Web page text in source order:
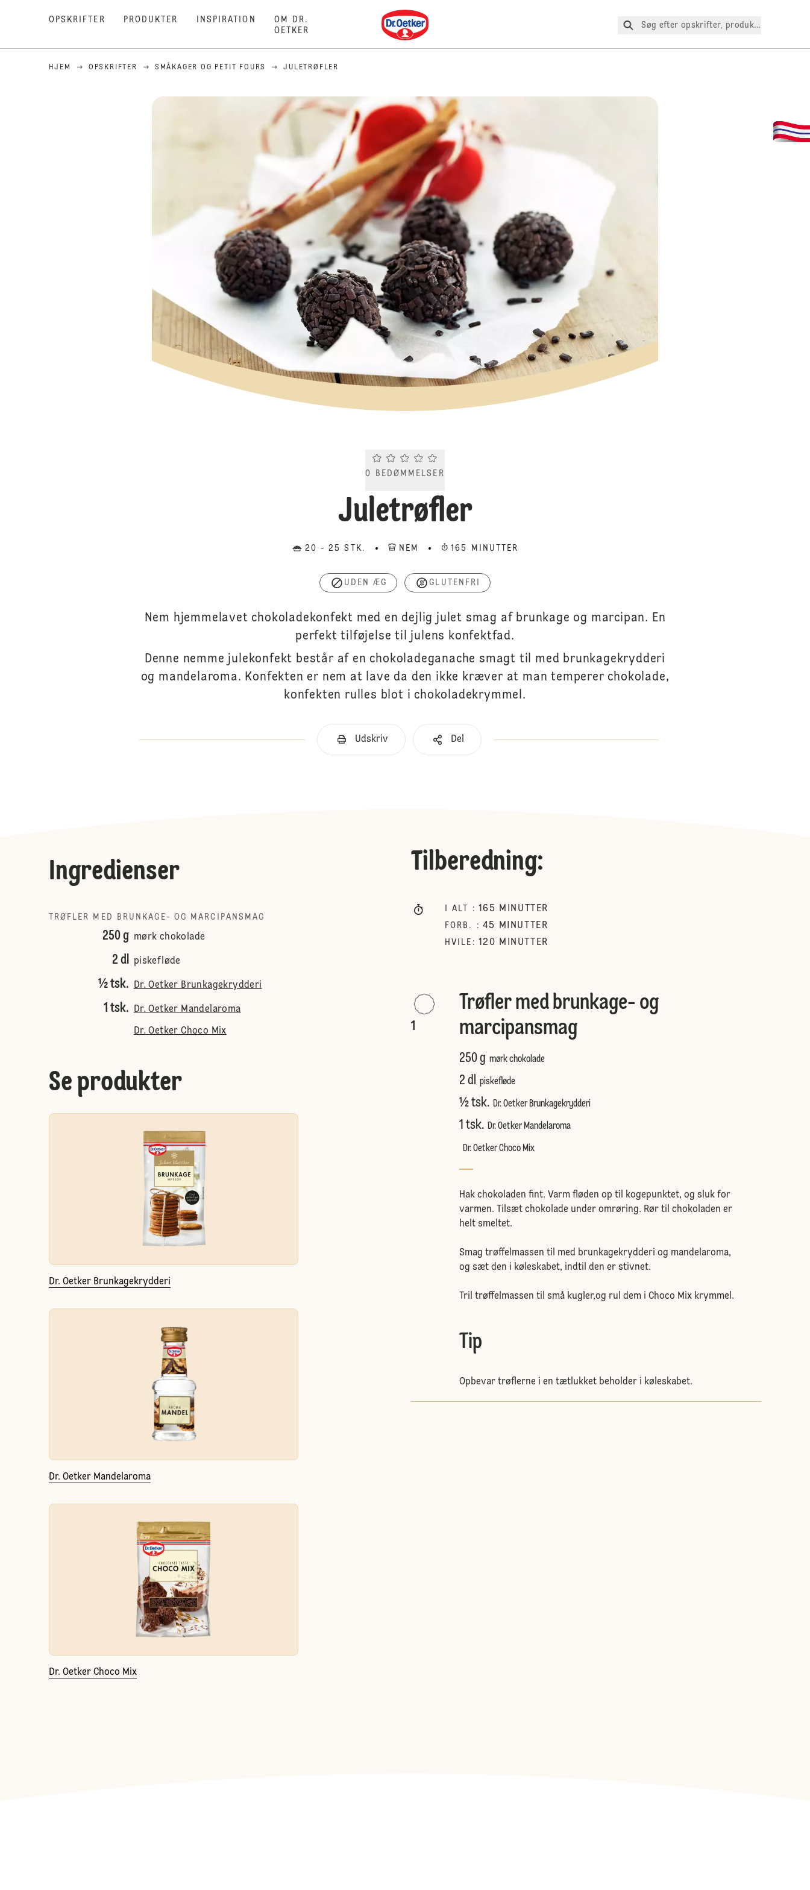
OPSKRIFTER PRODUKTER INSPIRATION
OM DR.
OETKER
Dr. Oetker
Søg efter opskrifter, produkter osv.
HJEM OPSKRIFTER SMÅKAGER OG PETIT FOURS JULETRØFLER
Current rating 0.0. Click to rate.
0 BEDØMMELSER
Juletrøfler
20 - 25 STK. NEM 165 MINUTTER
UDEN ÆG GLUTENFRI
Nem hjemmelavet chokoladekonfekt med en dejlig julet smag af brunkage og marcipan. En
perfekt tilføjelse til julens konfektfad.
Denne nemme julekonfekt består af en chokoladeganache smagt til med brunkagekrydderi
og mandelaroma. Konfekten er nem at lave da den ikke kræver at man temperer chokolade,
konfekten rulles blot i chokoladekrymmel.
Udskriv Del
Ingredienser
TRØFLER MED BRUNKAGE- OG MARCIPANSMAG
250 g mørk chokolade
2 dl piskefløde
½ tsk. Dr. Oetker Brunkagekrydderi
1 tsk. Dr. Oetker Mandelaroma
Dr. Oetker Choco Mix
Se produkter
Dr. Oetker Brunkagekrydderi
Dr. Oetker Mandelaroma
Dr. Oetker Choco Mix
Tilberedning:
I ALT : 165 MINUTTER
FORB. : 45 MINUTTER
HVILE : 120 MINUTTER
1
Trøfler med brunkage- og
marcipansmag
250 g mørk chokolade
2 dl piskefløde
½ tsk. Dr. Oetker Brunkagekrydderi
1 tsk. Dr. Oetker Mandelaroma
Dr. Oetker Choco Mix
Hak chokoladen fint. Varm fløden op til kogepunktet, og sluk for
varmen. Tilsæt chokolade under omrøring. Rør til chokoladen er
helt smeltet.
Smag trøffelmassen til med brunkagekrydderi og mandelaroma,
og sæt den i køleskabet, indtil den er stivnet.
Tril trøffelmassen til små kugler,og rul dem i Choco Mix krymmel.
Tip
Opbevar trøflerne i en tætlukket beholder i køleskabet.